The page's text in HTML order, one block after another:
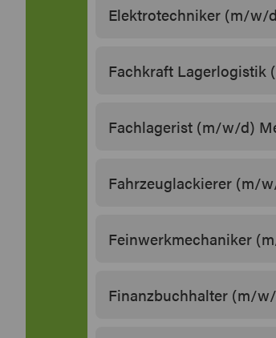
Elektrotechniker (m/w/
Fachkraft Lagerlogistik
Fachlagerist (m/w/d)
Fahrzeuglackierer (m/
Feinwerkmechaniker
Finanzbuchhalter (m/